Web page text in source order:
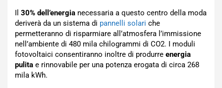
Il 30% dell’energia necessaria a questo centro della moda
deriverà da un sistema di pannelli solari che
permetteranno di risparmiare all’atmosfera l’immissione
nell’ambiente di 480 mila chilogrammi di CO2. I moduli
fotovoltaici consentiranno inoltre di produrre energia
pulita e rinnovabile per una potenza erogata di circa 268
mila kWh.